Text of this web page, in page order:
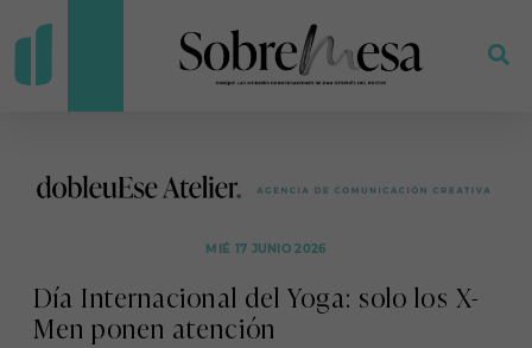
MIÉ 17 JUNIO 2026
Día Internacional del Yoga: solo los X-
Men ponen atención